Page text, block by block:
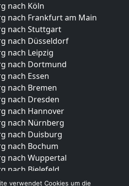
nach Köln
nach Frankfurt am Main
nach Stuttgart
nach Düsseldorf
nach Leipzig
nach Dortmund
nach Essen
nach Bremen
nach Dresden
nach Hannover
nach Nürnberg
nach Duisburg
nach Bochum
nach Wuppertal
nach Bielefeld
nach Bonn
verwendet Cookies um die